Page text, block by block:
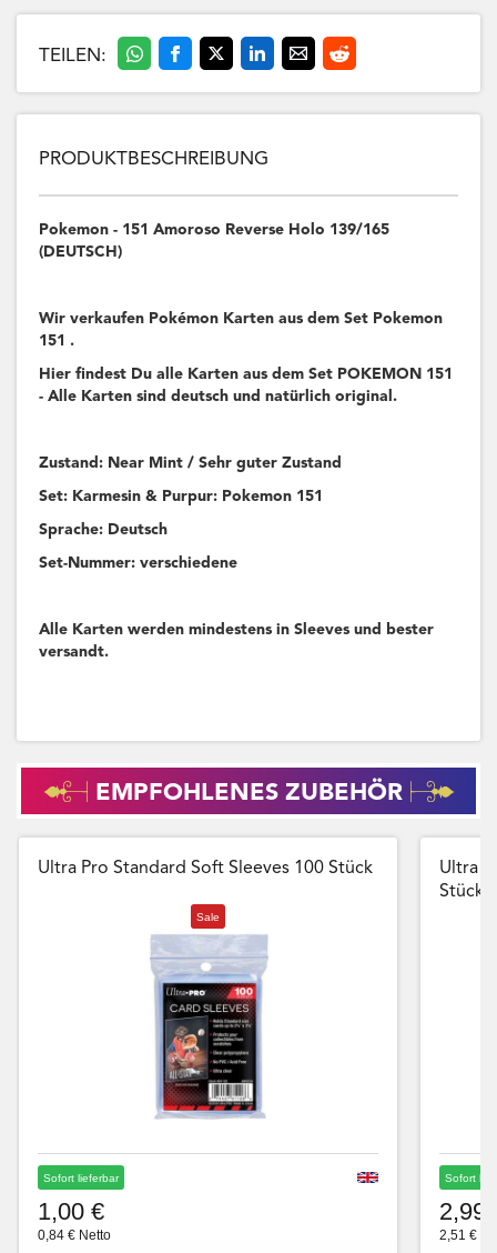
TEILEN:
PRODUKTBESCHREIBUNG
Pokemon - 151 Amoroso Reverse Holo 139/165
(DEUTSCH)
Wir verkaufen Pokémon Karten aus dem Set Pokemon
151 .
Hier findest Du alle Karten aus dem Set POKEMON 151
- Alle Karten sind deutsch und natürlich original.
Zustand: Near Mint / Sehr guter Zustand
Set: Karmesin & Purpur: Pokemon 151
Sprache: Deutsch
Set-Nummer: verschiedene
Alle Karten werden mindestens in Sleeves und bester
versandt.
EMPFOHLENES ZUBEHÖR
Ultra Pro Standard Soft Sleeves 100 Stück
Sale
Sofort lieferbar
1,00 €
0,84 € Netto
Ultra
Stück
Sofort
2,99
2,51 €